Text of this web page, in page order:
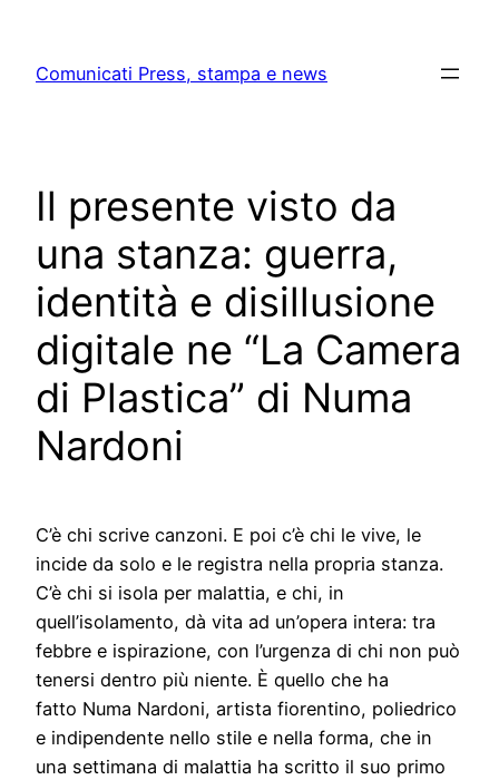
content
Comunicati Press, stampa e news
Il presente visto da
una stanza: guerra,
identità e disillusione
digitale ne “La Camera
di Plastica” di Numa
Nardoni
C’è chi scrive canzoni. E poi c’è chi le vive, le
incide da solo e le registra nella propria stanza.
C’è chi si isola per malattia, e chi, in
quell’isolamento, dà vita ad un’opera intera: tra
febbre e ispirazione, con l’urgenza di chi non può
tenersi dentro più niente. È quello che ha
fatto Numa Nardoni, artista fiorentino, poliedrico
e indipendente nello stile e nella forma, che in
una settimana di malattia ha scritto il suo primo